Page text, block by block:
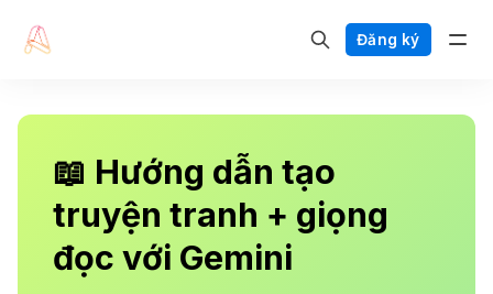
Đăng ký
📖 Hướng dẫn tạo
truyện tranh + giọng
đọc với Gemini